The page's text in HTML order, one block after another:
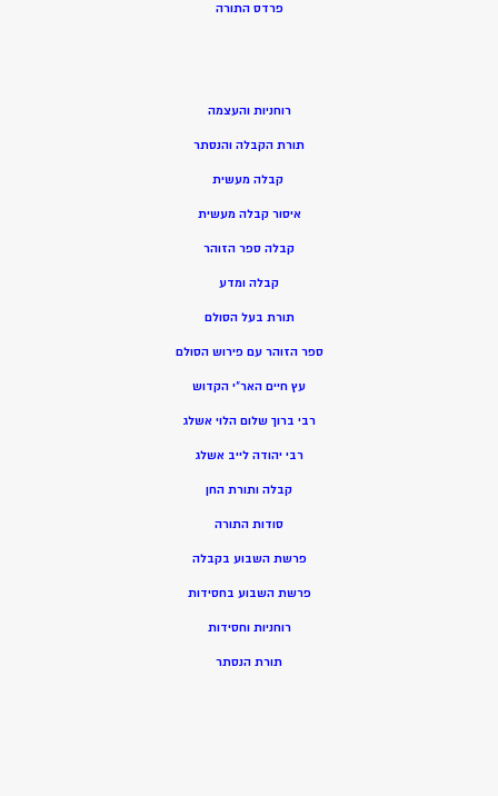
פרדס התורה
רוחניות והעצמה
תורת הקבלה והנסתר
קבלה מעשית
איסור קבלה מעשית
קבלה ספר הזוהר
קבלה ומדע
תורת בעל הסולם
ספר הזוהר עם פירוש הסולם
עץ חיים האר”י הקדוש
רבי ברוך שלום הלוי אשלג
רבי יהודה לייב אשלג
קבלה ותורת החן
סודות התורה
פרשת השבוע בקבלה
פרשת השבוע בחסידות
רוחניות וחסידות
תורת הנסתר